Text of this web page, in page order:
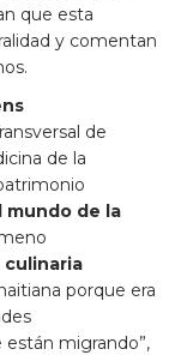
que esta
y comentan
de
de la
mundo de la
culinaria
porque era
migrando”,